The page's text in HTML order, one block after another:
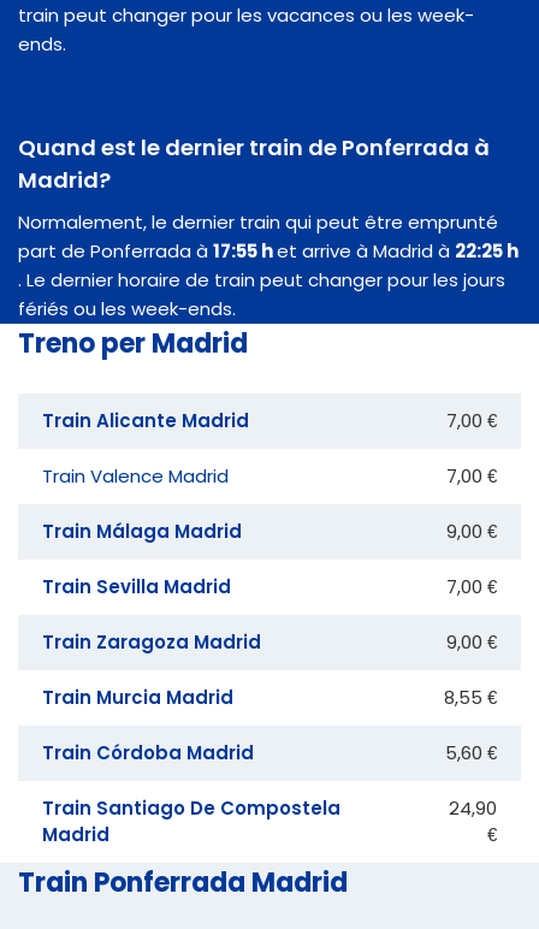
train peut changer pour les vacances ou les week-
ends.
Quand est le dernier train de Ponferrada à
Madrid?
Normalement, le dernier train qui peut être emprunté
part de Ponferrada à17:55 het arrive à Madrid à 22:25 h
. Le dernier horaire de train peut changer pour les jours
fériés ou les week-ends.
Treno per Madrid
Train Alicante Madrid 7,00 €
Train Valence Madrid 7,00 €
Train Málaga Madrid 9,00 €
Train Sevilla Madrid 7,00 €
Train Zaragoza Madrid 9,00 €
Train Murcia Madrid 8,55 €
Train Córdoba Madrid 5,60 €
Train Santiago De Compostela
Madrid
24,90
€
Train Ponferrada Madrid